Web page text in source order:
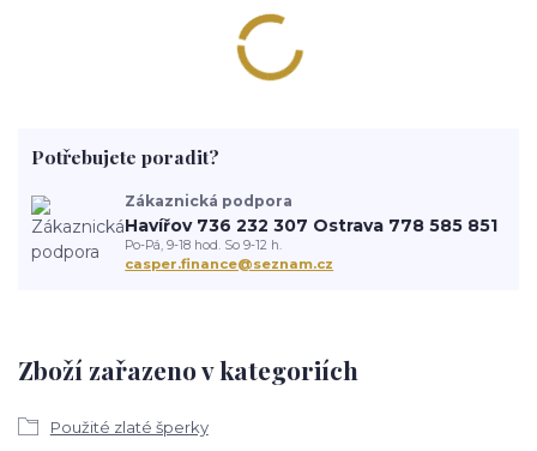
Zboží zařazeno v kategoriích
Použité zlaté šperky
Potřebujete poradit?
Zákaznická podpora
Havířov 736 232 307 Ostrava 778 585 851
Po-Pá, 9-18 hod. So 9-12 h.
casper.finance@seznam.cz